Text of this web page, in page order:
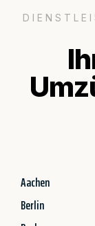
Aachen
Berlin